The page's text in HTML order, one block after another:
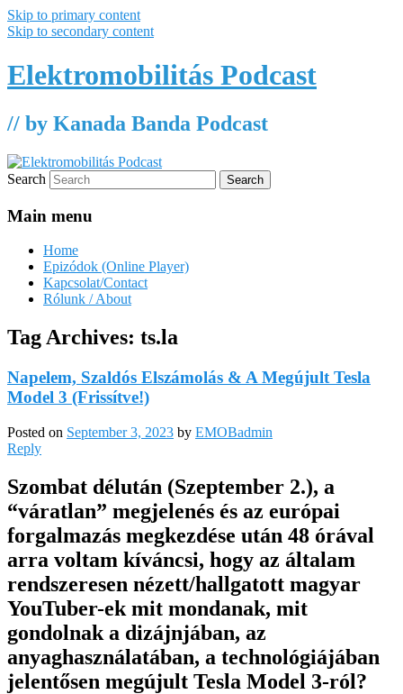
Skip to primary content
Skip to secondary content
Elektromobilitás Podcast
// by Kanada Banda Podcast
Search
Main menu
Home
Epizódok (Online Player)
Kapcsolat/Contact
Rólunk / About
Tag Archives: ts.la
Napelem, Szaldós Elszámolás & A Megújult Tesla
Model 3 (Frissítve!)
Posted on September 3, 2023 by EMOBadmin
Reply
Szombat délután (Szeptember 2.), a
“váratlan” megjelenés és az európai
forgalmazás megkezdése után 48 órával
arra voltam kíváncsi, hogy az általam
rendszeresen nézett/hallgatott magyar
YouTuber-ek mit mondanak, mit
gondolnak a dizájnjában, az
anyaghasználatában, a technológiájában
jelentősen megújult Tesla Model 3-ról?